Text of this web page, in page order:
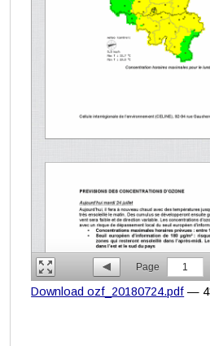
Page 1
Download ozf_20180724.pdf —